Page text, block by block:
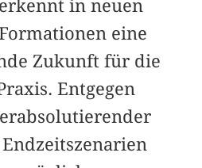
in neuen
eine
Zukunft für die
Entgegen